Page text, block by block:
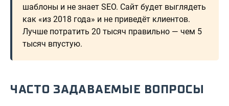
шаблоны и не знает SEO. Сайт будет выглядеть
как «из 2018 года» и не приведёт клиентов.
Лучше потратить 20 тысяч правильно — чем 5
тысяч впустую.
ЧАСТО ЗАДАВАЕМЫЕ ВОПРОСЫ